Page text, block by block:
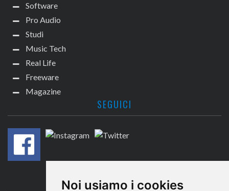
Noi usiamo i cookies
Software
Pro Audio
Studi
Music Tech
Real Life
Freeware
Magazine
SEGUICI
CONTATTACI